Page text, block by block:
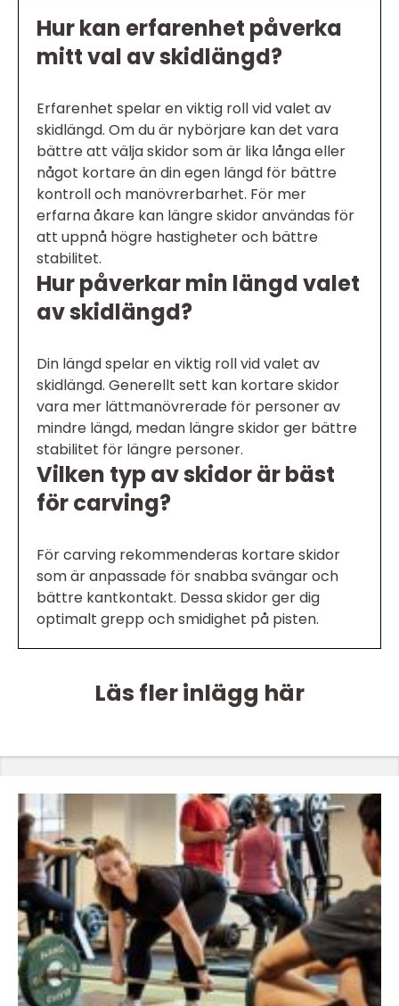
Hur kan erfarenhet påverka
mitt val av skidlängd?
Erfarenhet spelar en viktig roll vid valet av
skidlängd. Om du är nybörjare kan det vara
bättre att välja skidor som är lika långa eller
något kortare än din egen längd för bättre
kontroll och manövrerbarhet. För mer
erfarna åkare kan längre skidor användas för
att uppnå högre hastigheter och bättre
stabilitet.
Hur påverkar min längd valet
av skidlängd?
Din längd spelar en viktig roll vid valet av
skidlängd. Generellt sett kan kortare skidor
vara mer lättmanövrerade för personer av
mindre längd, medan längre skidor ger bättre
stabilitet för längre personer.
Vilken typ av skidor är bäst
för carving?
För carving rekommenderas kortare skidor
som är anpassade för snabba svängar och
bättre kantkontakt. Dessa skidor ger dig
optimalt grepp och smidighet på pisten.
Läs fler inlägg här